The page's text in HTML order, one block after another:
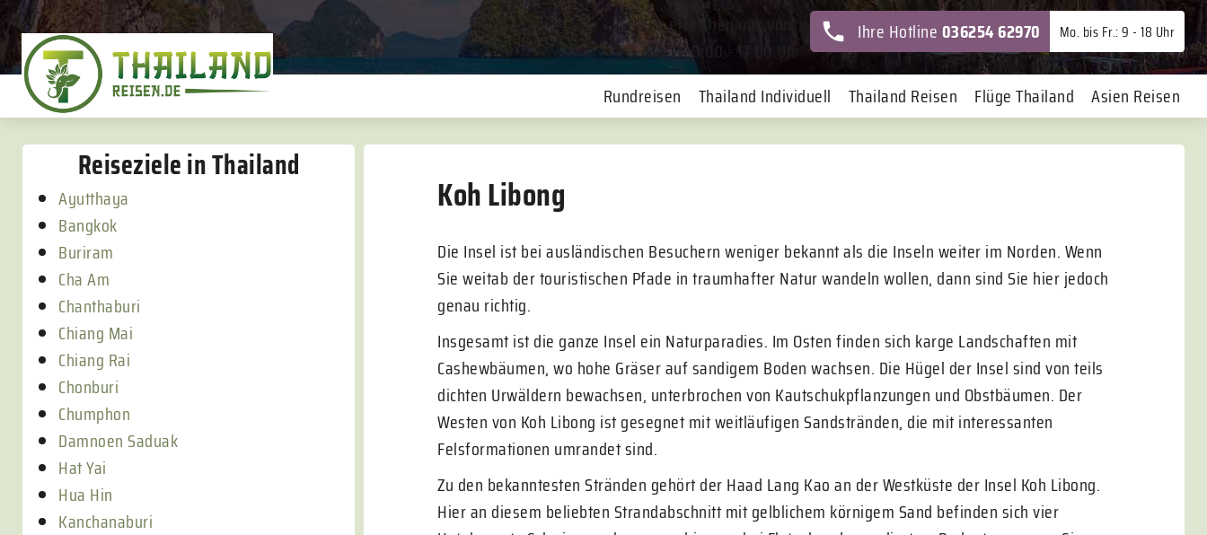
Sie erreichen uns von
Mo-Fr. 9:00 - 17:00 Uhr
Ihre Hotline036254 62970 Mo. bis Fr.: 9 - 18 Uhr
Rundreisen Thailand Individuell Thailand Reisen Flüge Thailand Asien Reisen
Reiseziele in Thailand
Ayutthaya
Bangkok
Buriram
Cha Am
Chanthaburi
Chiang Mai
Chiang Rai
Chonburi
Chumphon
Damnoen Saduak
Hat Yai
Hua Hin
Kanchanaburi
Koh Libong
Die Insel ist bei ausländischen Besuchern weniger bekannt als die Inseln weiter im Norden. Wenn
Sie weitab der touristischen Pfade in traumhafter Natur wandeln wollen, dann sind Sie hier jedoch
genau richtig.
Insgesamt ist die ganze Insel ein Naturparadies. Im Osten finden sich karge Landschaften mit
Cashewbäumen, wo hohe Gräser auf sandigem Boden wachsen. Die Hügel der Insel sind von teils
dichten Urwäldern bewachsen, unterbrochen von Kautschukpflanzungen und Obstbäumen. Der
Westen von Koh Libong ist gesegnet mit weitläufigen Sandstränden, die mit interessanten
Felsformationen umrandet sind.
Zu den bekanntesten Stränden gehört der Haad Lang Kao an der Westküste der Insel Koh Libong.
Hier an diesem beliebten Strandabschnitt mit gelblichem körnigem Sand befinden sich vier